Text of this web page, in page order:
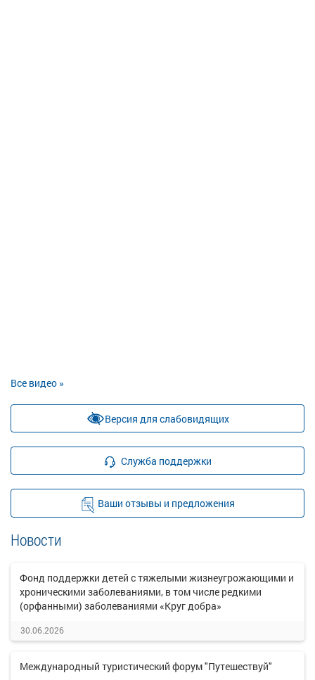
Все видео »
Версия для слабовидящих
Служба поддержки
Ваши отзывы и предложения
Новости
Фонд поддержки детей с тяжелыми жизнеугрожающими и
хроническими заболеваниями, в том числе редкими
(орфанными) заболеваниями «Круг добра»
30.06.2026
Международный туристический форум "Путешествуй"